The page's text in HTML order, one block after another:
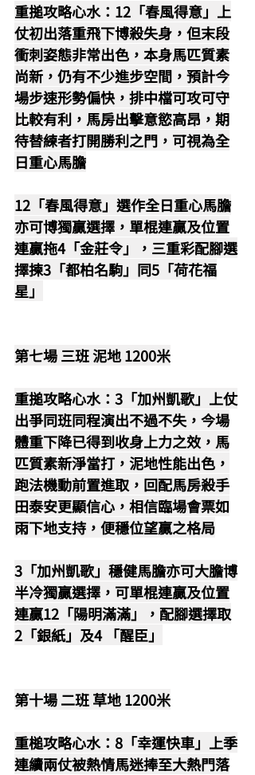
重搥攻略心水：12「春風得意」上
仗初出落重飛下博殺失身，但末段
衝刺姿態非常出色，本身馬匹質素
尚新，仍有不少進步空間，預計今
場步速形勢偏快，排中檔可攻可守
比較有利，馬房出擊意慾高昂，期
待替練者打開勝利之門，可視為全
日重心馬膽
12「春風得意」選作全日重心馬膽
亦可博獨贏選擇，單棍連贏及位置
連贏拖4「金莊令」，三重彩配腳選
擇揀3「都柏名駒」同5「荷花福
星」
第七場 三班 泥地 1200米
重搥攻略心水：3「加州凱歌」上仗
出爭同班同程演出不過不失，今場
體重下降已得到收身上力之效，馬
匹質素新淨當打，泥地性能出色，
跑法機動前置進取，回配馬房殺手
田泰安更顯信心，相信臨場會票如
雨下地支持，便穩位望贏之格局
3「加州凱歌」穩健馬膽亦可大膽博
半冷獨贏選擇，可單棍連贏及位置
連贏12「陽明滿滿」，配腳選擇取
2「銀紙」及4 「醒臣」
第十場 二班 草地 1200米
重槌攻略心水：8「幸運快車」上季
連續兩仗被熱情馬迷捧至大熱門落